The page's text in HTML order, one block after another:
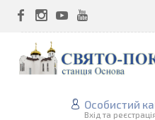
Особистий
Вхід та